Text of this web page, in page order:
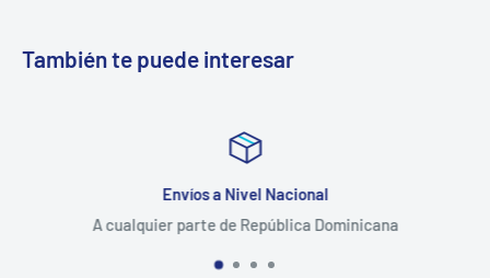
También te puede interesar
Envíos a Nivel Nacional
A cualquier parte de República Dominicana